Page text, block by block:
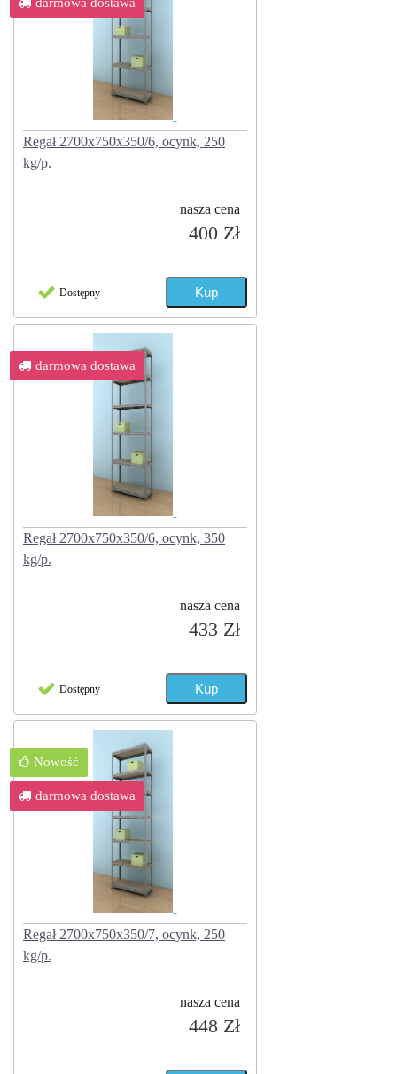
Regał 2700x750x350/6, ocynk, 250
kg/p.
nasza cena
400 Zł
Dostępny
darmowa dostawa
Regał 2700x750x350/6, ocynk, 350
kg/p.
nasza cena
433 Zł
Dostępny
darmowa dostawa
Regał 2700x750x350/7, ocynk, 250
kg/p.
nasza cena
448 Zł
Nowość
darmowa dostawa